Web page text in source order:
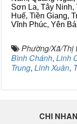
Sơn La, Tây Ninh,
Huế, Tiền Giang,
Vĩnh Phúc, Yên
Phường/Xã/Thị
Bình Chánh, Linh
Trung, Linh Xuân,
CHI